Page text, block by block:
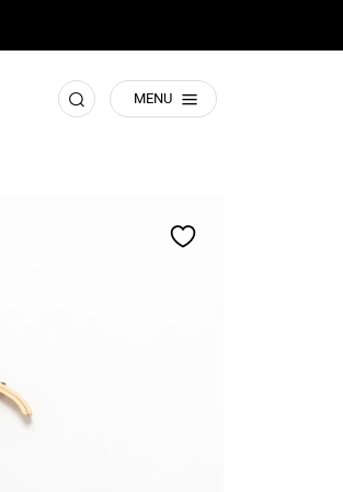
MENU חפש
הוסף
למועדפים